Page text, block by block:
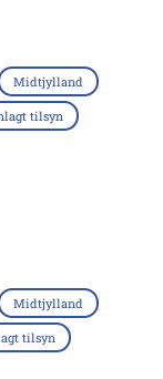
Midtjylland
tilsyn
Midtjylland
tilsyn